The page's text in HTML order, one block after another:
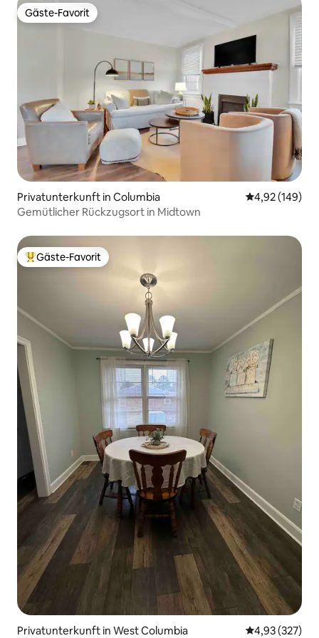
Gäste-Favorit
Gäste-Favorit
Privatunterkunft in Columbia
4,92 (149)
Gemütlicher Rückzugsort in Midtown
Beliebter Gäste-Favorit.
Gäste-Favorit
Privatunterkunft in West Columbia 4,93 (327)